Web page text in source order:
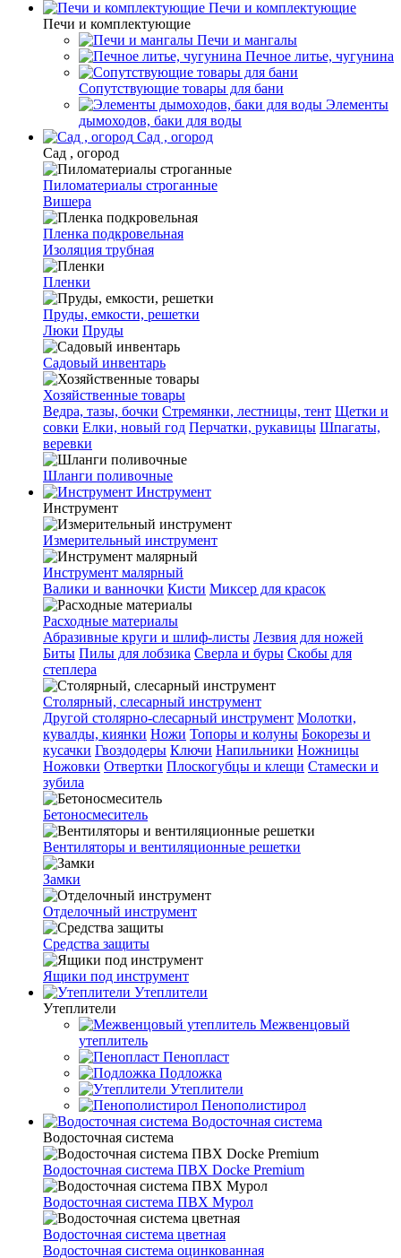
Печи и комплектующие
Печи и комплектующие
Печи и мангалы
Печное литье, чугунина
Сопутствующие товары для бани
Элементы
дымоходов, баки для воды
Сад , огород
Сад , огород
Пиломатериалы строганные
Вишера
Пленка подкровельная
Изоляция трубная
Пленки
Пруды, емкости, решетки
Люки Пруды
Садовый инвентарь
Хозяйственные товары
Ведра, тазы, бочки Стремянки, лестницы, тент Щетки и
совки Елки, новый год Перчатки, рукавицы Шпагаты,
веревки
Шланги поливочные
Инструмент
Инструмент
Измерительный инструмент
Инструмент малярный
Валики и ванночки Кисти Миксер для красок
Расходные материалы
Абразивные круги и шлиф-листы Лезвия для ножей
Биты Пилы для лобзика Сверла и буры Скобы для
степлера
Столярный, слесарный инструмент
Другой столярно-слесарный инструмент Молотки,
кувалды, киянки Ножи Топоры и колуны Бокорезы и
кусачки Гвоздодеры Ключи Напильники Ножницы
Ножовки Отвертки Плоскогубцы и клещи Стамески и
зубила
Бетоносмеситель
Вентиляторы и вентиляционные решетки
Замки
Отделочный инструмент
Средства защиты
Ящики под инструмент
Утеплители
Утеплители
Межвенцовый
утеплитель
Пенопласт
Подложка
Утеплители
Пенополистирол
Водосточная система
Водосточная система
Водосточная система ПВХ Docke Premium
Водосточная система ПВХ Мурол
Водосточная система цветная
Водосточная система оцинкованная